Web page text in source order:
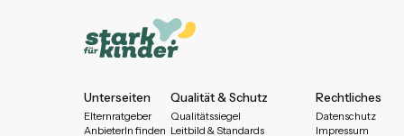
Unterseiten
Elternratgeber
AnbieterIn finden
Qualität & Schutz
Qualitätssiegel
Leitbild & Standards
Rechtliches
Datenschutz
Impressum